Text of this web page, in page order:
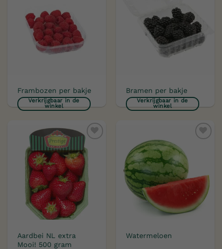
verlanglijst
Frambozen per bakje
Verkrijgbaar in de
winkel
verlanglijst
Bramen per bakje
Verkrijgbaar in de
winkel
Toevoegen
aan
verlanglijst
Aardbei NL extra
Mooi! 500 gram
Toevoegen
verlanglijst
Watermeloen